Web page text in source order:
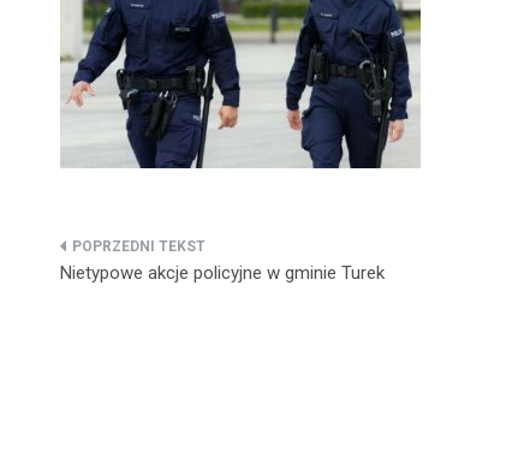
Nawigacja
Nietypowe akcje policyjne w gminie Turek